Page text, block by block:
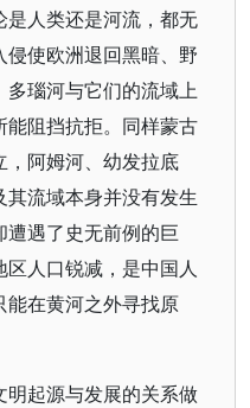
人类还是河流，都无
使欧洲退回黑暗、野
瑙河与它们的流域上
阻挡抗拒。同样蒙古
，阿姆河、幼发拉底
流域本身并没有发生
遇了史无前例的巨
人口锐减，是中国人
能在黄河之外寻找原
明起源与发展的关系做